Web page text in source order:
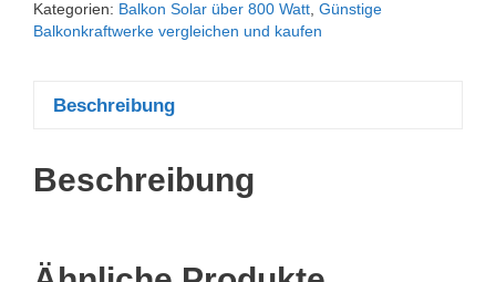
Kategorien: Balkon Solar über 800 Watt, Günstige
Balkonkraftwerke vergleichen und kaufen
Beschreibung
Beschreibung